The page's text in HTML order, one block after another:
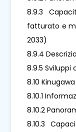
8.9.3
fatturato e
2033)
8.9.4
8.9.5 Sviluppi
8.10 Kinugawa
8.10.1
8.10.2
8.10.3